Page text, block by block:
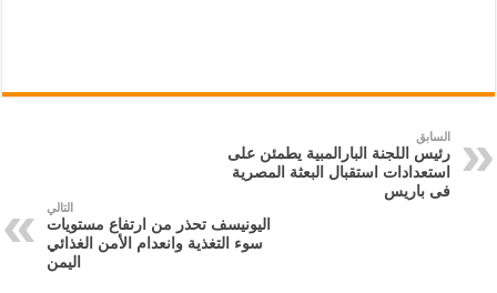
السابق
رئيس اللجنة البارالمبية يطمئن على
استعدادات استقبال البعثة المصرية
فى باريس
التالي
اليونيسف تحذر من ارتفاع مستويات
سوء التغذية وانعدام الأمن الغذائي
اليمن